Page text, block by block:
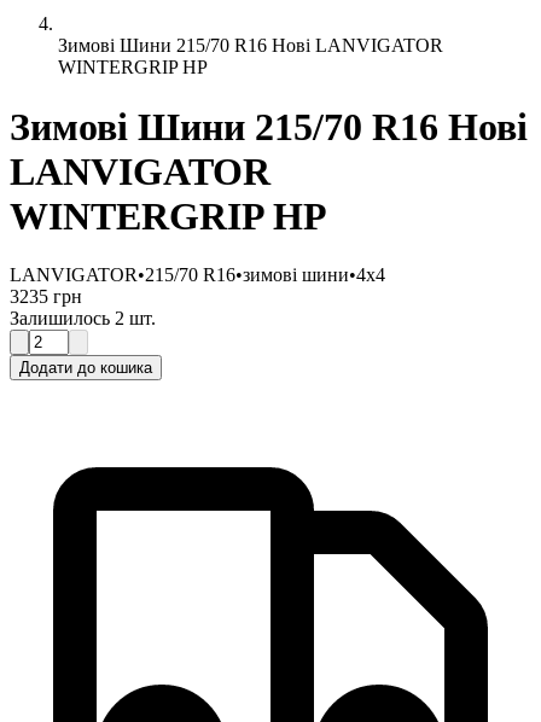
Зимові Шини 215/70 R16 Нові LANVIGATOR
WINTERGRIP HP
Зимові Шини 215/70 R16 Нові
LANVIGATOR
WINTERGRIP HP
LANVIGATOR•215/70 R16•зимові шини•4x4
3235 грн
Залишилось 2 шт.
Додати до кошика